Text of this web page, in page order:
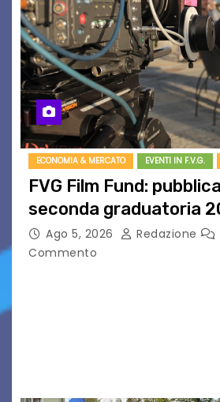
ECONOMIA & MERCATO EVENTI IN F.V.G.
FVG Film Fund:
seconda graduatoria
Ago 5, 2026 Redazione
Commento